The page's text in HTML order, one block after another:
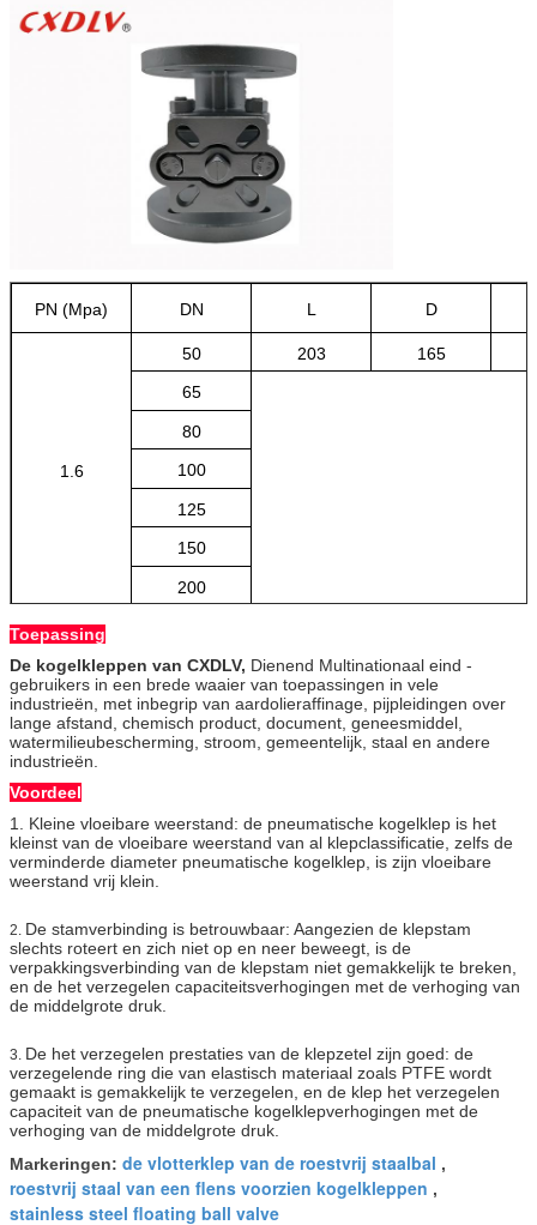
PN (Mpa) DN L D
1.6
50 203 165
65
80
100
125
150
200
Toepassing
De kogelkleppen van CXDLV, Dienend Multinationaal eind -
gebruikers in een brede waaier van toepassingen in vele
industrieën, met inbegrip van aardolieraffinage, pijpleidingen over
lange afstand, chemisch product, document, geneesmiddel,
watermilieubescherming, stroom, gemeentelijk, staal en andere
industrieën.
Voordeel
1. Kleine vloeibare weerstand: de pneumatische kogelklep is het
kleinst van de vloeibare weerstand van al klepclassificatie, zelfs de
verminderde diameter pneumatische kogelklep, is zijn vloeibare
weerstand vrij klein.
2. De stamverbinding is betrouwbaar: Aangezien de klepstam
slechts roteert en zich niet op en neer beweegt, is de
verpakkingsverbinding van de klepstam niet gemakkelijk te breken,
en de het verzegelen capaciteitsverhogingen met de verhoging van
de middelgrote druk.
3. De het verzegelen prestaties van de klepzetel zijn goed: de
verzegelende ring die van elastisch materiaal zoals PTFE wordt
gemaakt is gemakkelijk te verzegelen, en de klep het verzegelen
capaciteit van de pneumatische kogelklepverhogingen met de
verhoging van de middelgrote druk.
Markeringen: de vlotterklep van de roestvrij staalbal ,
roestvrij staal van een flens voorzien kogelkleppen ,
stainless steel floating ball valve